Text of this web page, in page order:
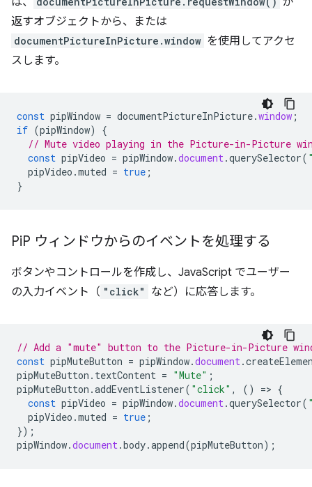
返すオブジェクトから、または
documentPictureInPicture.window を使用してアクセ
スします。
const pipWindow = documentPictureInPicture.window ;
if (pipWindow)
{
// Mute video playing in the Picture-in-Picture
const pipVideo = pipWindow.document .querySelector(
pipVideo .muted = true ;
}
PiP ウィンドウからのイベントを処理する
ボタンやコントロールを作成し、JavaScript でユーザー
の入力イベント（ "click" など）に応答します。
// Add a "mute" button to the Picture-in-Picture
const pipMuteButton = pipWindow.document .
pipMuteButton . textContent = "Mute" ;
pipMuteButton .addEventListener( "click" , () => {
const pipVideo = pipWindow.document .querySelector(
pipVideo .muted = true ;
});
pipWindow.document .body.append(pipMuteButton);